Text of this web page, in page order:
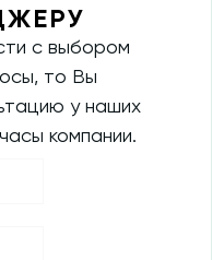
с выбором
то Вы
у наших
компании.